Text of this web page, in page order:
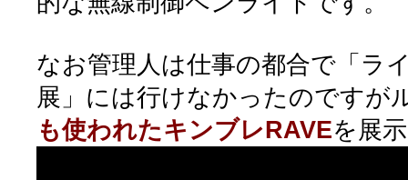
なお管理人は仕事の都合で「ラ
展」には行けなかったのですが
も使われたキンブレRAVEを展